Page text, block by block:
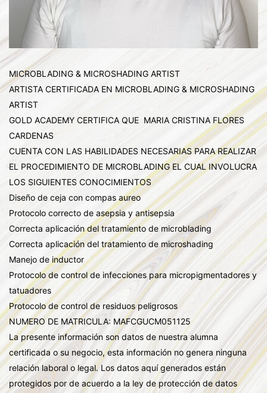
MICROBLADING & MICROSHADING ARTIST
ARTISTA CERTIFICADA EN MICROBLADING & MICROSHADING
ARTIST
GOLD ACADEMY CERTIFICA QUE MARIA CRISTINA FLORES
CARDENAS
CUENTA CON LAS HABILIDADES NECESARIAS PARA REALIZAR
EL PROCEDIMIENTO DE MICROBLADING EL CUAL INVOLUCRA
LOS SIGUIENTES CONOCIMIENTOS
Diseño de ceja con compas aureo
Protocolo correcto de asepsia y antisepsia
Correcta aplicación del tratamiento de microblading
Correcta aplicación del tratamiento de microshading
Manejo de inductor
Protocolo de control de infecciones para micropigmentadores y
tatuadores
Protocolo de control de residuos peligrosos
NUMERO DE MATRICULA: MAFCGUCM051125
La presente información son datos de nuestra alumna
certificada o su negocio, esta información no genera ninguna
relación laboral o legal. Los datos aquí generados están
protegidos por de acuerdo a la ley de protección de datos